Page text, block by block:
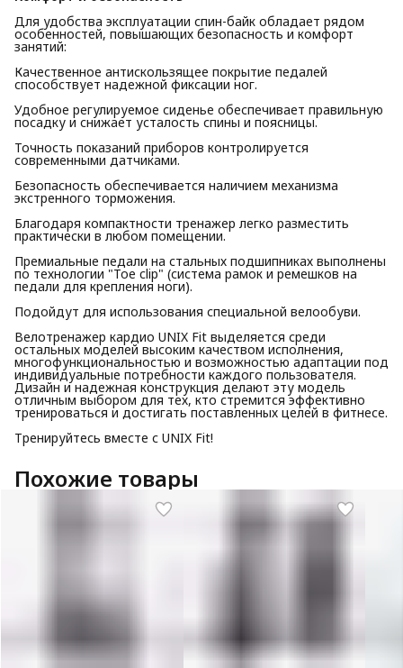
Для удобства эксплуатации спин-байк обладает рядом
особенностей, повышающих безопасность и комфорт
занятий:
Качественное антискользящее покрытие педалей
способствует надежной фиксации ног.
Удобное регулируемое сиденье обеспечивает правильную
посадку и снижает усталость спины и поясницы.
Точность показаний приборов контролируется
современными датчиками.
Безопасность обеспечивается наличием механизма
экстренного торможения.
Благодаря компактности тренажер легко разместить
практически в любом помещении.
Премиальные педали на стальных подшипниках выполнены
по технологии "Toe clip" (система рамок и ремешков на
педали для крепления ноги).
Подойдут для использования специальной велообуви.
Велотренажер кардио UNIX Fit выделяется среди
остальных моделей высоким качеством исполнения,
многофункциональностью и возможностью адаптации под
индивидуальные потребности каждого пользователя.
Дизайн и надежная конструкция делают эту модель
отличным выбором для тех, кто стремится эффективно
тренироваться и достигать поставленных целей в фитнесе.
Тренируйтесь вместе с UNIX Fit!
Похожие товары